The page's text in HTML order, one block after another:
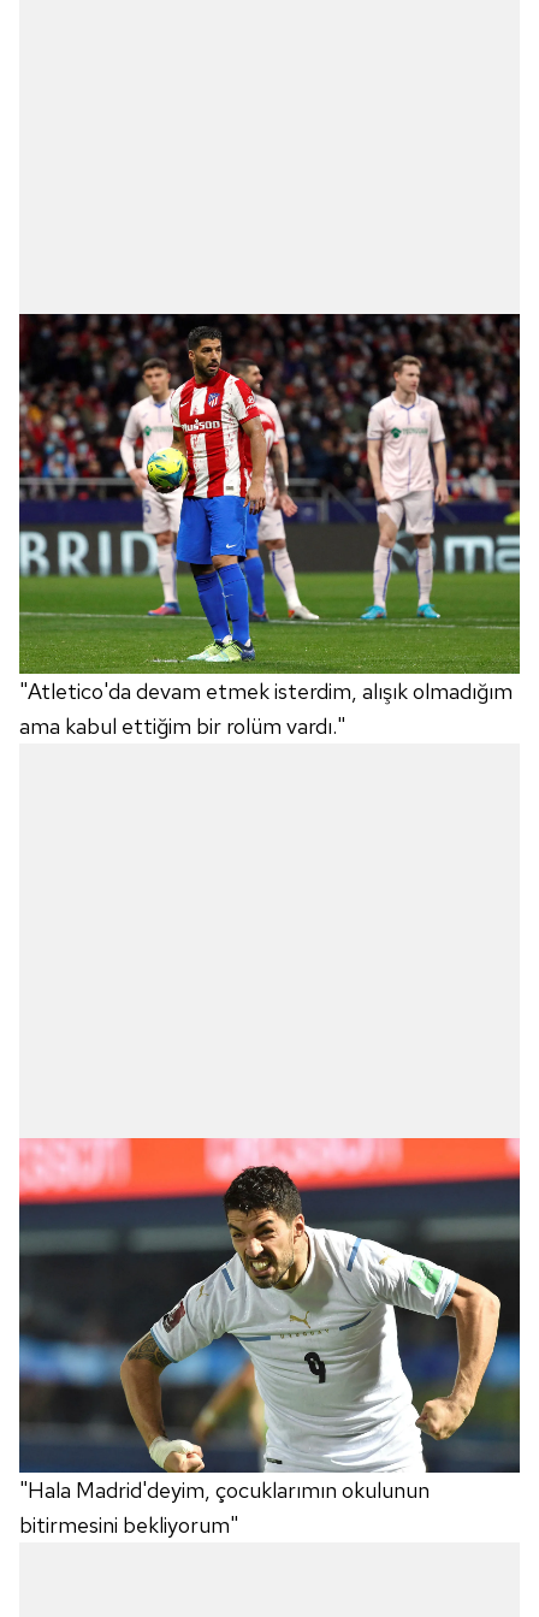
vasıtasıyla belirleyebilirsiniz. Çerezlere ilişkin detaylı bilgi
için Ayarlar butonuna tıklayabilir,Çerez Bilgilendirme
Metnimizi ziyaret edebilirsiniz.
6698 sayılı Kişisel Verilerin Korunması Kanunu uyarınca
hazırlanmış Aydınlatma Metnimizi okumak ve sitemizde
ilgili mevzuata uygun olarak kullanılan çerezlerle ilgili bilgi
almak için lütfentıklayınız.
"Atletico'da devam etmek isterdim, alışık olmadığım
ama kabul ettiğim bir rolüm vardı."
"Hala Madrid'deyim, çocuklarımın okulunun
bitirmesini bekliyorum"